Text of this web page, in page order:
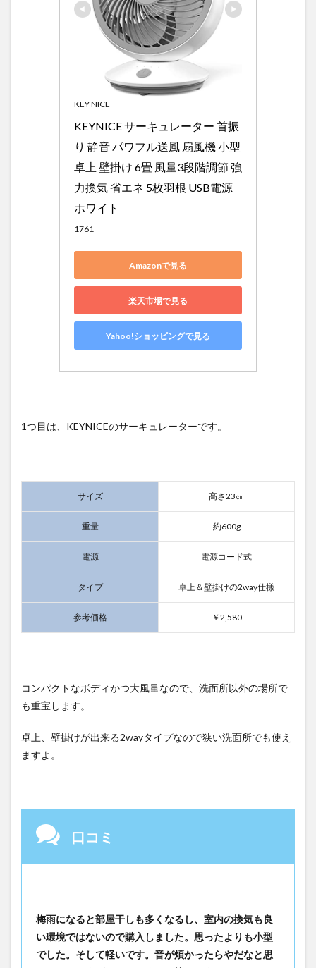
KEY NICE
KEYNICE サーキュレーター 首振
り 静音 パワフル送風 扇風機 小型
卓上 壁掛け 6畳 風量3段階調節 強
力換気 省エネ 5枚羽根 USB電源
ホワイト
1761
Amazonで見る
楽天市場で見る
Yahoo!ショッピングで見る
1つ目は、KEYNICEのサーキュレーターです。
サイズ 高さ23㎝
重量 約600g
電源 電源コード式
タイプ 卓上＆壁掛けの2way仕樣
参考価格 ￥2,580
コンパクトなボディかつ大風量なので、洗面所以外の場所で
も重宝します。
卓上、壁掛けが出来る2wayタイプなので狭い洗面所でも使え
ますよ。
口コミ
梅雨になると部屋干しも多くなるし、室内の換気も良
い環境ではないので購入しました。思ったよりも小型
でした。そして軽いです。音が煩かったらやだなと思